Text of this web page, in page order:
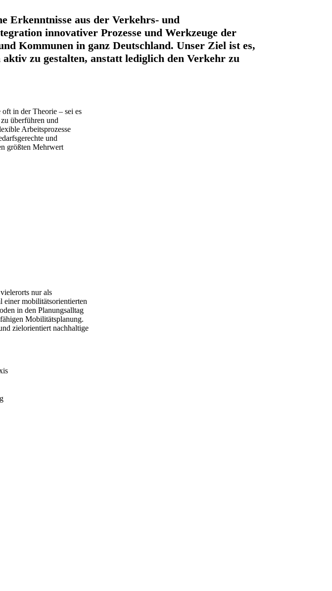
Erkenntnisse aus der Verkehrs- und
innovativer Prozesse und Werkzeuge der
Kommunen in ganz Deutschland. Unser Ziel ist es,
zu gestalten, anstatt lediglich den Verkehr zu
in der Theorie – sei es
überführen und
Arbeitsprozesse
und
größten Mehrwert
nur als
einer mobilitätsorientierten
in den Planungsalltag
Mobilitätsplanung.
zielorientiert nachhaltige